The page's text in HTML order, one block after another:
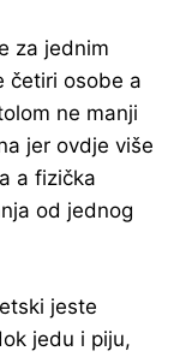
za jednim
četiri osobe a
ne manji
jer ovdje više
a fizička
od jednog
jeste
jedu i piju,